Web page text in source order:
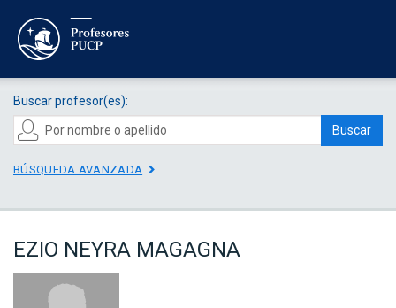
Buscar profesor(es):
Buscar
BÚSQUEDA AVANZADA
EZIO NEYRA MAGAGNA